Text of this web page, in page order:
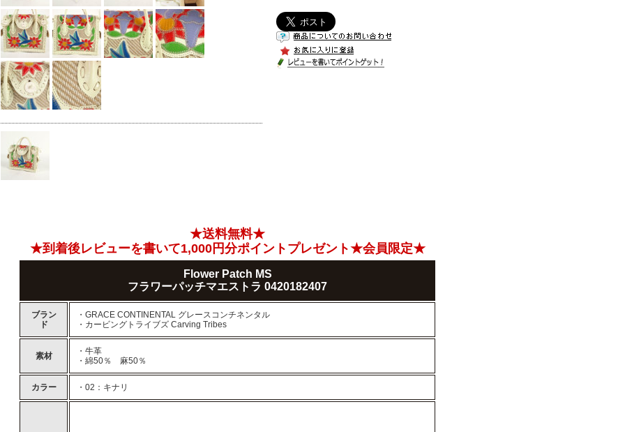
★送料無料★
★到着後レビューを書いて1,000円分ポイントプレゼント★会員限定★
Flower Patch MS
フラワーパッチマエストラ 0420182407
ブラン
ド
・GRACE CONTINENTAL グレースコンチネンタル
・カービングトライブズ Carving Tribes
素材
・牛革
・綿50％ 麻50％
カラー ・02：キナリ